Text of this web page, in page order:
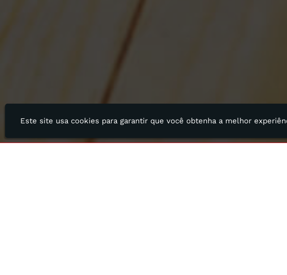
Este site usa cookies para garantir que você obtenha a melhor